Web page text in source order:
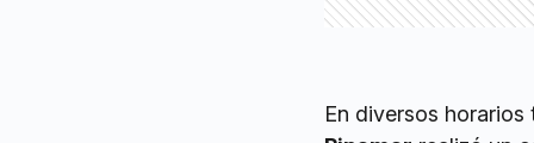
En diversos horarios